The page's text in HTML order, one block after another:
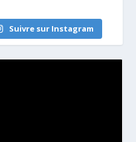
Suivre sur Instagram